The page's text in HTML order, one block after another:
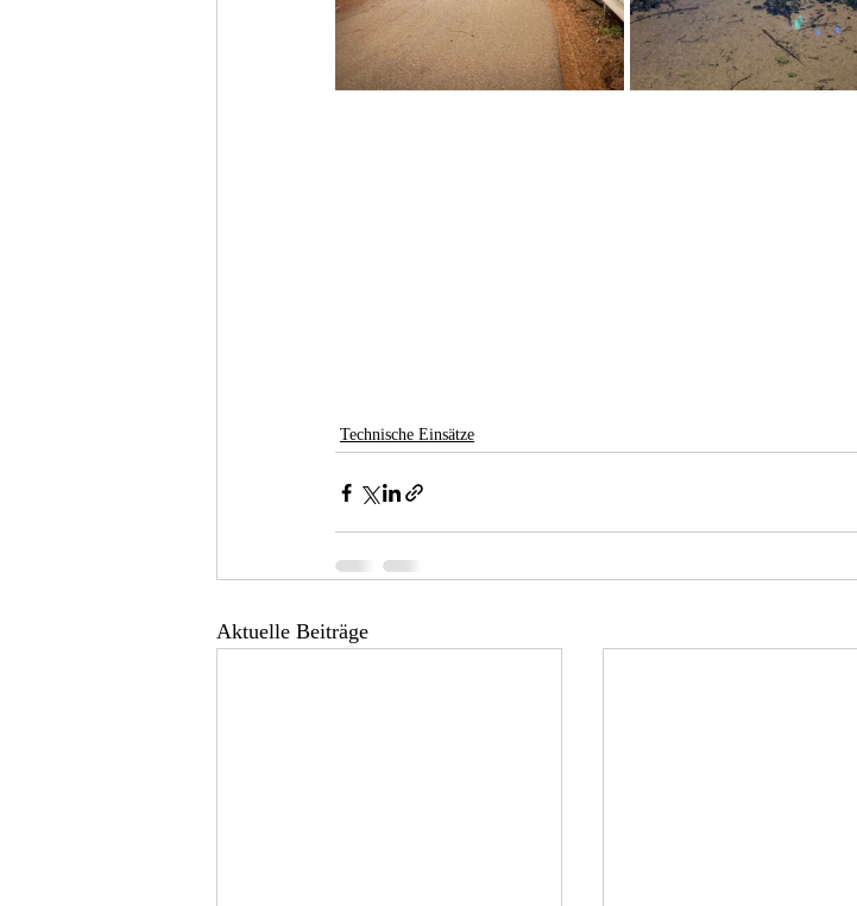
Technische Einsätze
Aktuelle Beiträge